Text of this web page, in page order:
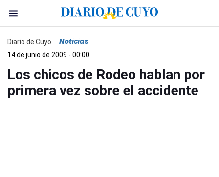
Diario de Cuyo Noticias
14 de junio de 2009 - 00:00
Los chicos de Rodeo hablan por
primera vez sobre el accidente